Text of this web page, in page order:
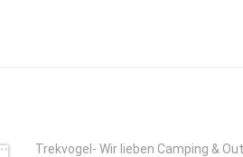
Trekvogel- Wir lieben Camping &